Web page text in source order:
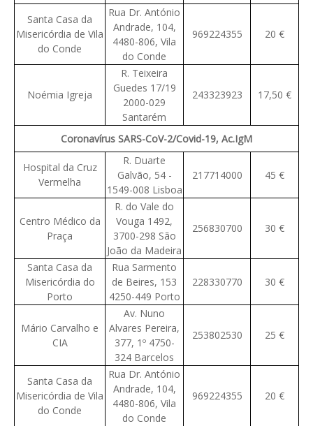
Santa Casa da
Misericórdia de Vila
do Conde
Rua Dr. António
Andrade, 104,
4480-806, Vila
do Conde
969224355 20 €
Noémia Igreja
R. Teixeira
Guedes 17/19
2000-029
Santarém
243323923 17,50 €
Coronavírus SARS-CoV-2/Covid-19, Ac.IgM
Hospital da Cruz
Vermelha
R. Duarte
Galvão, 54 -
1549-008 Lisboa
217714000 45 €
Centro Médico da
Praça
R. do Vale do
Vouga 1492,
3700-298 São
João da Madeira
256830700 30 €
Santa Casa da
Misericórdia do
Porto
Rua Sarmento
de Beires, 153
4250-449 Porto
228330770 30 €
Mário Carvalho e
CIA
Av. Nuno
Alvares Pereira,
377, 1º 4750-
324 Barcelos
253802530 25 €
Santa Casa da
Misericórdia de Vila
do Conde
Rua Dr. António
Andrade, 104,
4480-806, Vila
do Conde
969224355 20 €